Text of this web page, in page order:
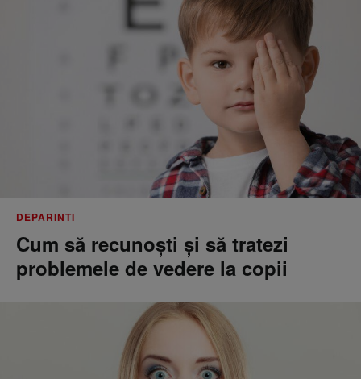
DEPARINTI
Cum să recunoști și să tratezi
problemele de vedere la copii